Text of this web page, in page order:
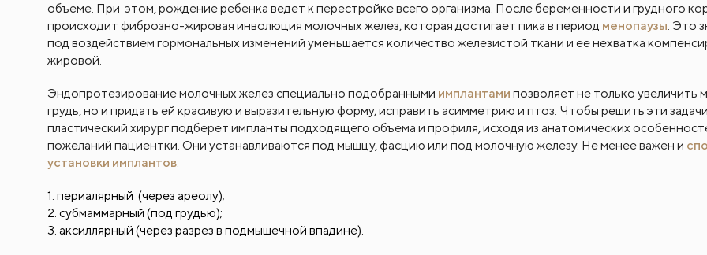
объеме. При этом, рождение ребенка ведет к перестройке всего организма. После беременности и грудного
происходит фиброзно-жировая инволюция молочных желез, которая достигает пика в период менопаузы. Это
под воздействием гормональных изменений уменьшается количество железистой ткани и ее нехватка
жировой.
Эндопротезирование молочных желез специально подобранными имплантами позволяет не только увеличить
грудь, но и придать ей красивую и выразительную форму, исправить асимметрию и птоз. Чтобы решить эти
пластический хирург подберет импланты подходящего объема и профиля, исходя из анатомических
пожеланий пациентки. Они устанавливаются под мышцу, фасцию или под молочную железу. Не менее важен и
установки имплантов:
периалярный (через ареолу);
субмаммарный (под грудью);
аксиллярный (через разрез в подмышечной впадине).